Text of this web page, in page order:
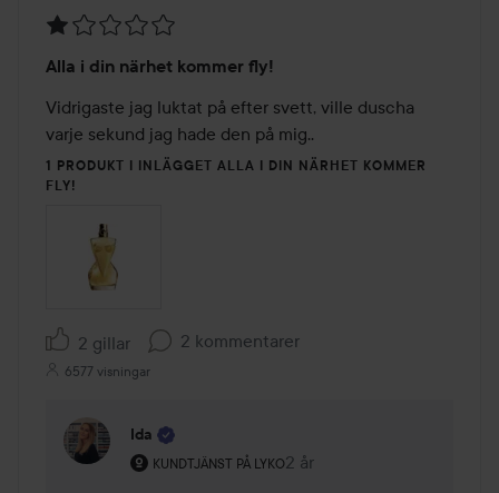
1
av
5
Alla i din närhet kommer fly!
Vidrigaste jag luktat på efter svett, ville duscha
varje sekund jag hade den på mig..
1 PRODUKT I INLÄGGET ALLA I DIN NÄRHET KOMMER
FLY!
2 gillar 2 kommentarer
6577 visningar
Ida
KUNDTJÄNST PÅ LYKO
Användarens roll: Kundtjänst på Lyko.
2 år
Kommentaren lades 2 år